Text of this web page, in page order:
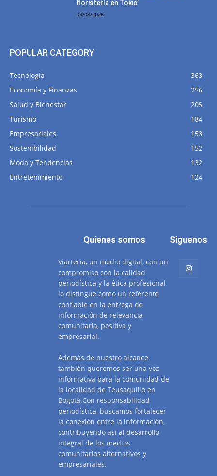
floristería en Tokio”
03/08/2026
POPULAR CATEGORY
Tecnología
363
Economía y Finanzas
256
Salud y Bienestar
205
Turismo
184
Empresariales
153
Sostenibilidad
152
Moda y Tendencias
132
Entretenimiento
124
Quienes somos
Viarteria, un medio digital, con un
compromiso con la calidad
periodística y la ética profesional
lo distingue como un referente
confiable en la entrega de
información de relevancia
comunitaria, positiva y
empresarial.
Además de nuestro alcance
también queremos ser una voz
informativa para la comunidad de
la localidad de Teusaquillo en
Bogotá.Con responsabilidad
periodística, buscamos fortalecer
la conexión entre la información,
contribuyendo así al desarrollo
integral de los medios
comunitarios alternativos y
empresariales.
Siguenos